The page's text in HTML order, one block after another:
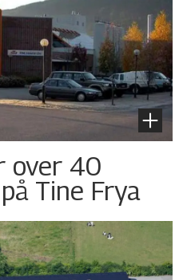
over 40
Tine Frya